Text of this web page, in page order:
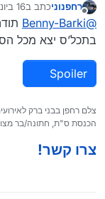
מנותק
רחפנוניכתב ב16 ביוני 2026, 20:25
נערך
@
Benny-Barki
בתכל’ס יצא מכל
Spoiler
צלם רחפן בבני ברק
הכנסת ס"ת, חתונה/בר
צרו קשר!